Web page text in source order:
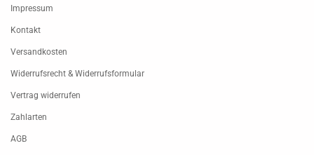
Impressum
Kontakt
Versandkosten
Widerrufsrecht & Widerrufsformular
Vertrag widerrufen
Zahlarten
AGB